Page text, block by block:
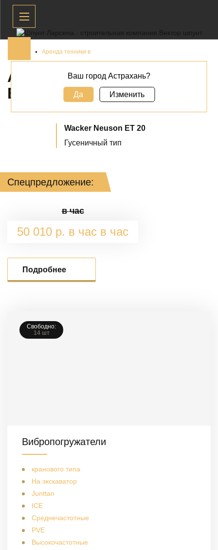
Аренда техники в
АРЕНДА СПЕЦТЕХНИКИ
В
АСТРАХАНИ
Wacker Neuson ET 20
Гусеничный тип
Спецпредложение:
в час
50 010 р. в час в час
Подробнее
Свободно:
14 шт
Вибропогружатели
кранового типа
На экскаватор
Junttan
ICE
Среднечастотные
PVE
Высокочастотные
Ваш город Астрахань?
Да Изменить